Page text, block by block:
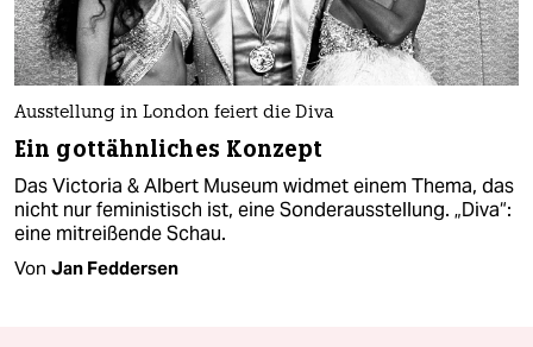
Ausstellung in London feiert die Diva
Ein gottähnliches Konzept
Das Victoria & Albert Museum widmet einem Thema, das
nicht nur feministisch ist, eine Sonderausstellung. „Diva“:
eine mitreißende Schau.
Von Jan Feddersen